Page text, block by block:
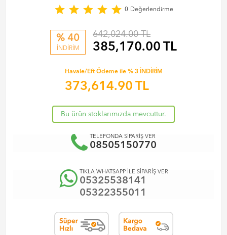
star star star star star 0 Değerlendirme
% 40
İNDİRİM
642,024.00 TL
385,170.00 TL
Havale/Eft Ödeme ile % 3 İNDİRİM
373,614.90 TL
Bu ürün stoklarımızda mevcuttur.
TELEFONDA SİPARİŞ VER
08505150770
TIKLA WHATSAPP İLE SİPARİŞ VER
05325538141
05322355011